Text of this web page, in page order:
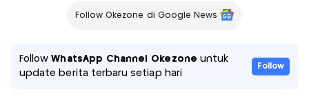
Follow Okezone di Google News
FollowWhatsApp Channel Okezone untuk
update berita terbaru setiap hari
Follow